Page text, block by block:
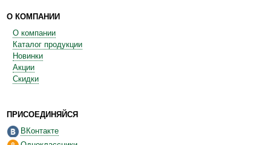
О КОМПАНИИ
О компании
Каталог продукции
Новинки
Акции
Скидки
ПРИСОЕДИНЯЙСЯ
ВКонтакте